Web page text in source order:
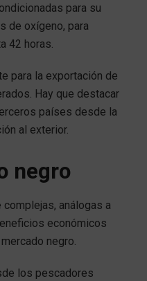
para su
de oxígeno, para
42 horas.
para la exportación de
Hay que destacar
países desde la
al exterior.
negro
análogas a
económicos
negro.
los pescadores